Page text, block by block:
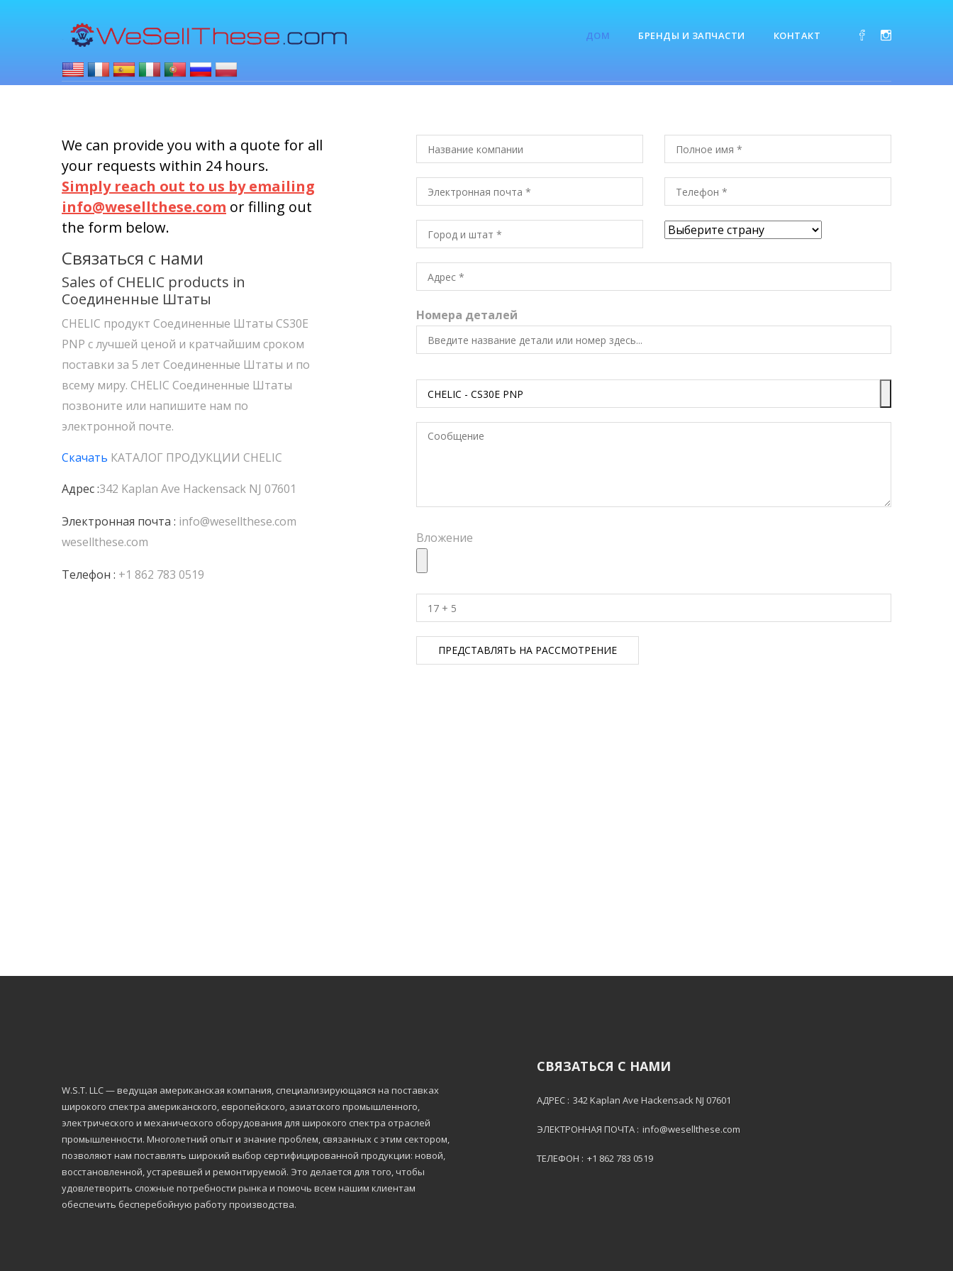
ДОМ БРЕНДЫ И ЗАПЧАСТИ КОНТАКТ
We can provide you with a quote for all
your requests within 24 hours.
Simply reach out to us by emailing
info@wesellthese.com or filling out
the form below.
Связаться с нами
Sales of CHELIC products in
Соединенные Штаты
CHELIC продукт Соединенные Штаты CS30E
PNP с лучшей ценой и кратчайшим сроком
поставки за 5 лет Соединенные Штаты и по
всему миру. CHELIC Соединенные Штаты
позвоните или напишите нам по
электронной почте.
Скачать КАТАЛОГ ПРОДУКЦИИ CHELIC
Адрес :342 Kaplan Ave Hackensack NJ 07601
Электронная почта : info@wesellthese.com
wesellthese.com
Телефон : +1 862 783 0519
Номера деталей
Вложение
W.S.Т. LLC — ведущая американская компания, специализирующаяся на поставках
широкого спектра американского, европейского, азиатского промышленного,
электрического и механического оборудования для широкого спектра отраслей
промышленности. Многолетний опыт и знание проблем, связанных с этим сектором,
позволяют нам поставлять широкий выбор сертифицированной продукции: новой,
восстановленной, устаревшей и ремонтируемой. Это делается для того, чтобы
удовлетворить сложные потребности рынка и помочь всем нашим клиентам
обеспечить бесперебойную работу производства.
СВЯЗАТЬСЯ С НАМИ
АДРЕС : 342 Kaplan Ave Hackensack NJ 07601
ЭЛЕКТРОННАЯ ПОЧТА : info@wesellthese.com
ТЕЛЕФОН : +1 862 783 0519